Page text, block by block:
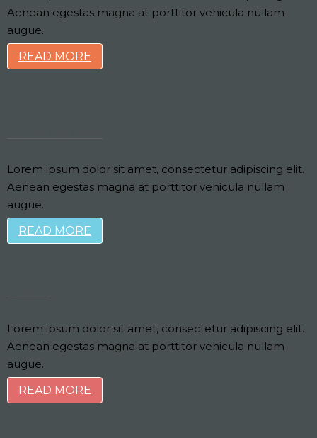
Aenean egestas magna at porttitor vehicula nullam
augue.
READ MORE
Lorem ipsum dolor sit amet, consectetur adipiscing elit.
Aenean egestas magna at porttitor vehicula nullam
augue.
READ MORE
Lorem ipsum dolor sit amet, consectetur adipiscing elit.
Aenean egestas magna at porttitor vehicula nullam
augue.
READ MORE